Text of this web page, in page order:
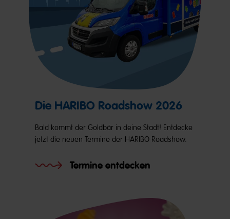
Die HARIBO Roadshow 2026
Bald kommt der Goldbär in deine Stadt! Entdecke
jetzt die neuen Termine der HARIBO Roadshow.
Termine entdecken